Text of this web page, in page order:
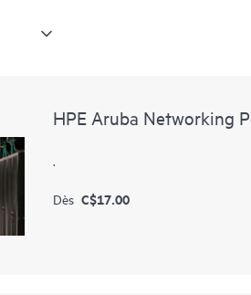
HPE Aruba Networking
.
Dès C$17.00